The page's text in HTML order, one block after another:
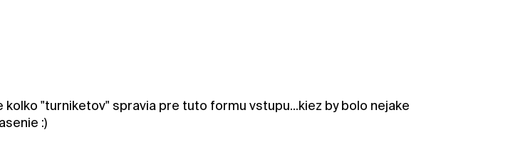
kolko "turniketov" spravia pre tuto formu vstupu...kiez by bolo nejake
:)